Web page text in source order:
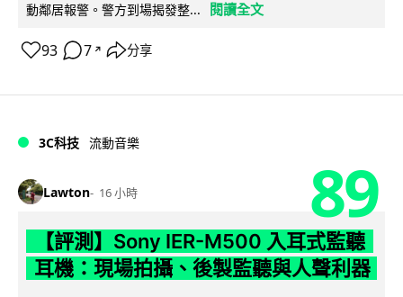
動鄰居報警。警方到場揭發整...
閱讀全文
93 7 ↗ 分享
3C科技 流動音樂
Lawton 16 小時 89
【評測】Sony IER-M500 入耳式監聽
耳機：現場拍攝、後製監聽與人聲利器